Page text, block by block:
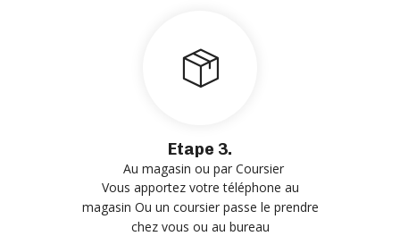
Etape 3.
Au magasin ou par Coursier
Vous apportez votre téléphone au
magasin Ou un coursier passe le prendre
chez vous ou au bureau